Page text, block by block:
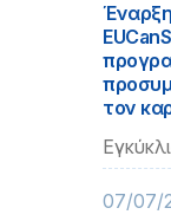
τον
07/07/